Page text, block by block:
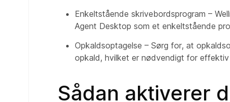
Enkeltstående skrivebordsprogram –
Agent Desktop som et enkeltstående
Opkaldsoptagelse – Sørg for, at
opkald, hvilket er nødvendigt for
Sådan aktiverer